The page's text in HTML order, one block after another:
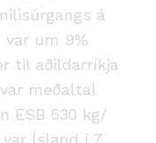
á
var um 9%
til aðildarríkja
meðaltal
ESB 530 kg/
Ísland í 7.